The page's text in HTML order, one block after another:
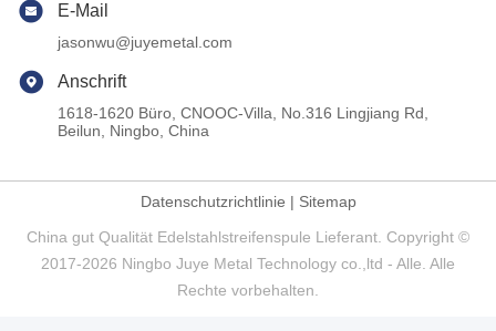
E-Mail
jasonwu@juyemetal.com
Anschrift
1618-1620 Büro, CNOOC-Villa, No.316 Lingjiang Rd,
Beilun, Ningbo, China
Datenschutzrichtlinie | Sitemap
China gut Qualität Edelstahlstreifenspule Lieferant. Copyright ©
2017-2026 Ningbo Juye Metal Technology co.,ltd - Alle. Alle
Rechte vorbehalten.